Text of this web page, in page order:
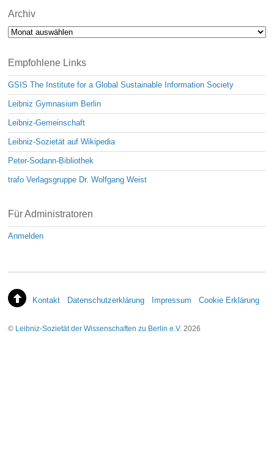
Archiv
Archiv
Empfohlene Links
GSIS The Institute for a Global Sustainable Information Society
Leibniz Gymnasium Berlin
Leibniz-Gemeinschaft
Leibniz-Sozietät auf Wikipedia
Peter-Sodann-Bibliothek
trafo Verlagsgruppe Dr. Wolfgang Weist
Für Administratoren
Anmelden
Kontakt Datenschutzerklärung Impressum Cookie Erklärung
© Leibniz-Sozietät der Wissenschaften zu Berlin e.V. 2026